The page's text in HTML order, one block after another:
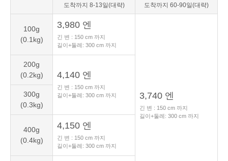
도착까지 8-13일(대략) 도착까지 60-90일(대략)
100g
(0.1kg)
3,980 엔
긴 변 : 150 cm 까지
길이+둘레: 300 cm 까지
3,740 엔
긴 변 : 150 cm 까지
길이+둘레: 300 cm 까지
200g
(0.2kg)
4,140 엔
긴 변 : 150 cm 까지
길이+둘레: 300 cm 까지
300g
(0.3kg)
400g
(0.4kg)
4,150 엔
긴 변 : 150 cm 까지
길이+둘레: 300 cm 까지